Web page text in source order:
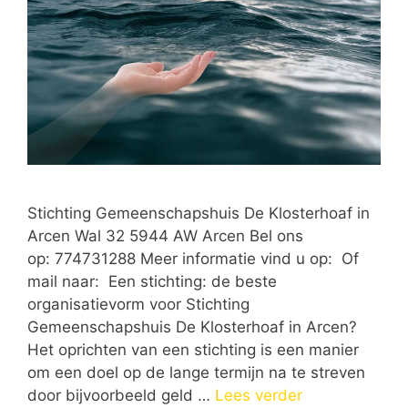
Stichting Gemeenschapshuis De Klosterhoaf in
Arcen Wal 32 5944 AW Arcen Bel ons
op: 774731288 Meer informatie vind u op: Of
mail naar: Een stichting: de beste
organisatievorm voor Stichting
Gemeenschapshuis De Klosterhoaf in Arcen?
Het oprichten van een stichting is een manier
om een doel op de lange termijn na te streven
door bijvoorbeeld geld … Lees verder